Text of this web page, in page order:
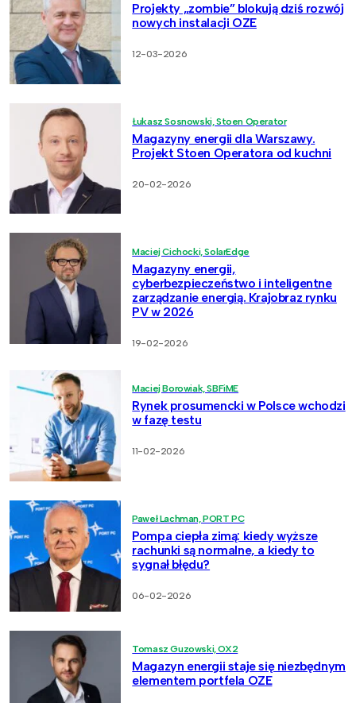
Projekty „zombie” blokują dziś rozwój
nowych instalacji OZE
12-03-2026
Łukasz Sosnowski, Stoen Operator
Magazyny energii dla Warszawy.
Projekt Stoen Operatora od kuchni
20-02-2026
Maciej Cichocki, SolarEdge
Magazyny energii,
cyberbezpieczeństwo i inteligentne
zarządzanie energią. Krajobraz rynku
PV w 2026
19-02-2026
Maciej Borowiak, SBFiME
Rynek prosumencki w Polsce wchodzi
w fazę testu
11-02-2026
Paweł Lachman, PORT PC
Pompa ciepła zimą: kiedy wyższe
rachunki są normalne, a kiedy to
sygnał błędu?
06-02-2026
Tomasz Guzowski, OX2
Magazyn energii staje się niezbędnym
elementem portfela OZE